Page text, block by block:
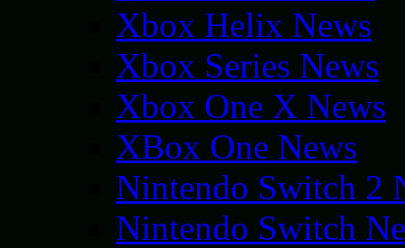
Xbox Helix News
Xbox Series News
Xbox One X News
XBox One News
Nintendo Switch 2
Nintendo Switch